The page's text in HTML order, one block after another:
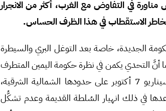
في التفاوض مع الغرب، أكثر من الانجرار
الاستقطاب في هذا الظرف الحساس.
الجديدة، خاصة بعد التوغل البري والسيطرة
أنَّ التحدي يكمن في نظرة حكومة اليمين المتطرف
القائمة حالياً إلى الإدارة السورية الجديدة، والتخوف من تكرار سيناريو 7 أكتوبر على حدودها الشمالية الشرقية،
في ذلك انهيار السُلطة القديمة وعدم تشكُّل